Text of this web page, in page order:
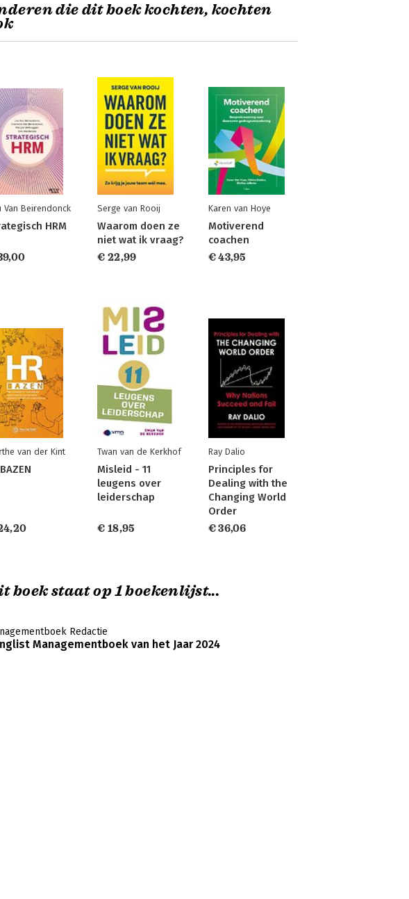
die dit boek kochten, kochten
Van Beirendonck
HRM
Serge van Rooij
Waarom doen ze
niet wat ik vraag?
€ 22,99
Karen van Hoye
Motiverend
coachen
€ 43,95
van der Kint Twan van de Kerkhof
Misleid - 11
leugens over
leiderschap
€ 18,95
Ray Dalio
Principles for
Dealing with the
Changing World
Order
€ 36,06
boek staat op 1 boekenlijst...
Redactie
Managementboek van het Jaar 2024